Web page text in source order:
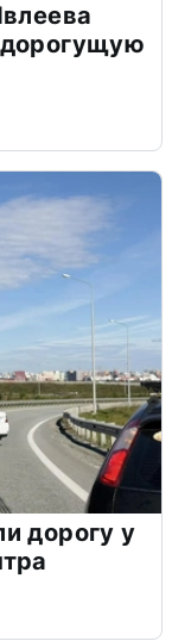
дорогу у